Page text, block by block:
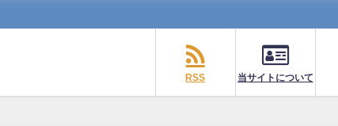
RSS 当サイトについて